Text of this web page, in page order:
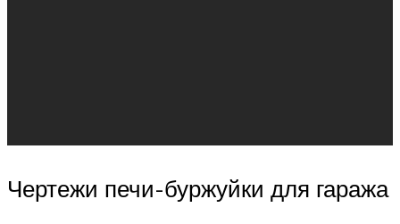
Чертежи печи-буржуйки для гаража